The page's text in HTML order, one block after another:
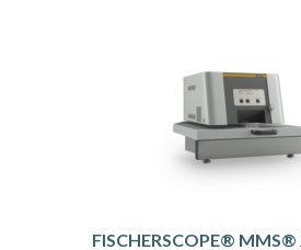
FISCHERSCOPE® MMS®